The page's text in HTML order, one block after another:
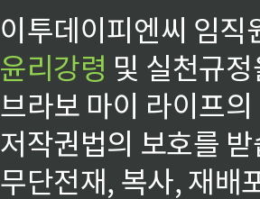
이투데이피엔씨 임
윤리강령 및 실천규
브라보 마이 라이프
저작권법의 보호를
무단전재, 복사, 재배